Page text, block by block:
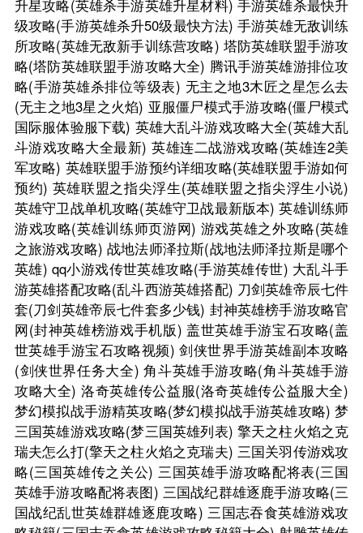
升星攻略(英雄杀手游英雄升星材料) 手游英雄杀最快升
级攻略(手游英雄杀升50级最快方法) 手游英雄无敌训练
所攻略(英雄无敌新手训练营攻略) 塔防英雄联盟手游攻
略(塔防英雄联盟手游攻略大全) 腾讯手游英雄游排位攻
略(手游英雄杀排位等级表) 无主之地3木匠之星怎么去
(无主之地3星之火焰) 亚服僵尸模式手游攻略(僵尸模式
国际服体验服下载) 英雄大乱斗游戏攻略大全(英雄大乱
斗游戏攻略大全最新) 英雄连二战游戏攻略(英雄连2美
军攻略) 英雄联盟手游预约详细攻略(英雄联盟手游如何
预约) 英雄联盟之指尖浮生(英雄联盟之指尖浮生小说)
英雄守卫战单机攻略(英雄守卫战最新版本) 英雄训练师
游戏攻略(英雄训练师页游网) 游戏英雄之外攻略(英雄
之旅游戏攻略) 战地法师泽拉斯(战地法师泽拉斯是哪个
英雄) qq小游戏传世英雄攻略(手游英雄传世) 大乱斗手
游英雄搭配攻略(乱斗西游英雄搭配) 刀剑英雄帝辰七件
套(刀剑英雄帝辰七件套多少钱) 封神英雄榜手游攻略官
网(封神英雄榜游戏手机版) 盖世英雄手游宝石攻略(盖
世英雄手游宝石攻略视频) 剑侠世界手游英雄副本攻略
(剑侠世界任务大全) 角斗英雄手游攻略(角斗英雄手游
攻略大全) 洛奇英雄传公益服(洛奇英雄传公益服大全)
梦幻模拟战手游精英攻略(梦幻模拟战手游英雄攻略) 梦
三国英雄游戏攻略(梦三国英雄列表) 擎天之柱火焰之克
瑞夫怎么打(擎天之柱火焰之克瑞夫) 三国关羽传游戏攻
略(三国英雄传之关公) 三国英雄手游攻略配将表(三国
英雄手游攻略配将表图) 三国战纪群雄逐鹿手游攻略(三
国战纪乱世英雄群雄逐鹿攻略) 三国志吞食英雄游戏攻